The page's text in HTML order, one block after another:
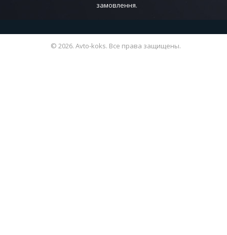
замовлення.
© 2026. Avto-koks. Все права защищены.